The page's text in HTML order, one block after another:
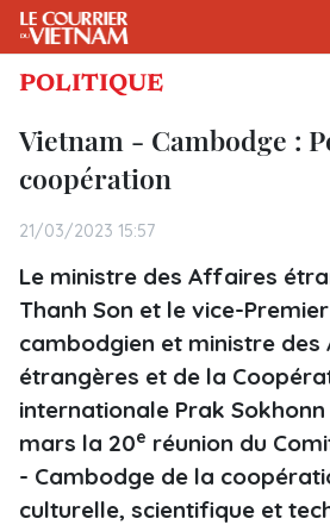
POLITIQUE
Vietnam - Cambodge :
coopération
21/03/2023 15:57
Le ministre des Affaires
Thanh Son et le vice-
cambodgien et ministre
étrangères et de la
internationale Prak
mars la 20e réunion du
- Cambodge de la
culturelle, scientifique et